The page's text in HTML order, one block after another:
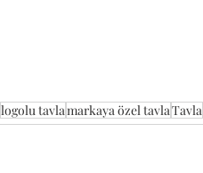
logolu tavlamarkaya özel tavlaTavla